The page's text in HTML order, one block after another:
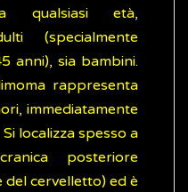
qualsiasi età,
(specialmente
anni), sia bambini.
rappresenta
immediatamente
localizza spesso a
posteriore
del cervelletto) ed è